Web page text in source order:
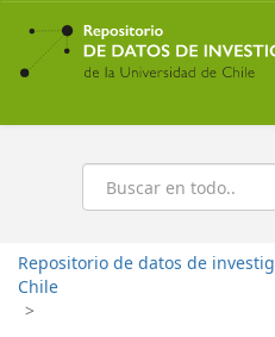
Ir
contenido
principal
Buscar
Repositorio de datos de
Chile
>